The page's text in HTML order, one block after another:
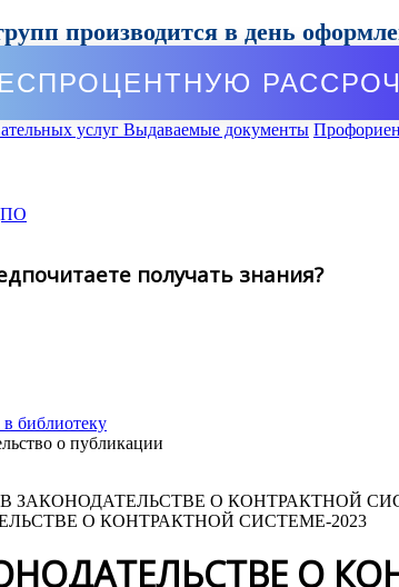
производится в день
услуг Выдаваемые документы
получать знания?
библиотеку
о публикации
О КОНТРАКТНОЙ СИСТЕМЕ-2023
О